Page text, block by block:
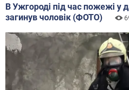
В Ужгороді під час пожежі у
загинув чоловік (ФОТО)